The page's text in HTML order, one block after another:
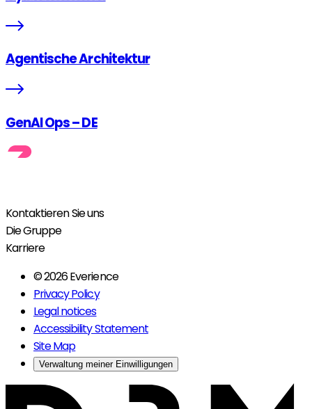
Agentische Architektur
GenAI Ops – DE
Kontaktieren Sie uns
Die Gruppe
Karriere
© 2026 Everience
Privacy Policy
Legal notices
Accessibility Statement
Site Map
Verwaltung meiner Einwilligungen